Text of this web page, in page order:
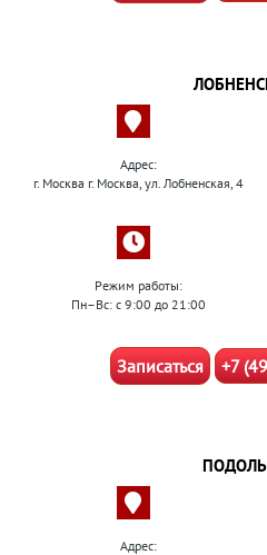
Адрес:
г. Москва г. Москва, ул. Лобненская, 4
Режим работы:
Пн–Вс: с 9:00 до 21:00
Записаться +7
Адрес: